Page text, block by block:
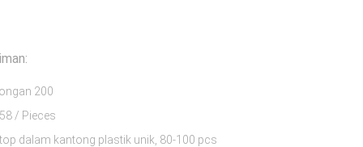
200
$8.63 - $10.58 / Pieces
dalam kantong plastik unik, 80-100 pcs